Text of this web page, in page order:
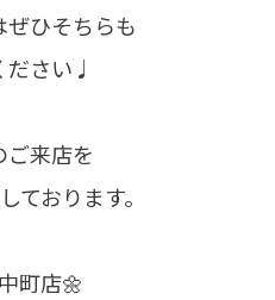
ぜひそちらも
ださい♩
ご来店を
ております。
町店🌼